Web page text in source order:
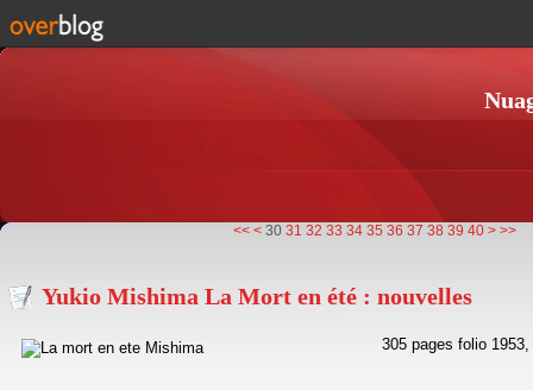
<< < 10
20
30 31 32 33 34 35 36 37 38 39 40 50
> >>
Yukio Mishima La Mort en été : nouvelles
305 pages folio